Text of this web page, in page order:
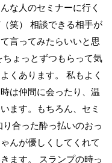
な人のセミナーに行く
笑） 相談できる相手が
言ってみたらいいと思
ょっとずつもらって気
くあります。 私もよく
は仲間に会ったり、温
ます。もちろん、セミ
合った酔っ払いのおっ
んが優しくしてくれて
ます。 スランプの時っ